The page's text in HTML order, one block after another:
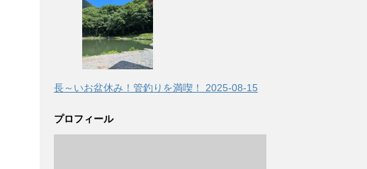
長～いお盆休み！管釣りを満喫！ 2025-08-15
プロフィール